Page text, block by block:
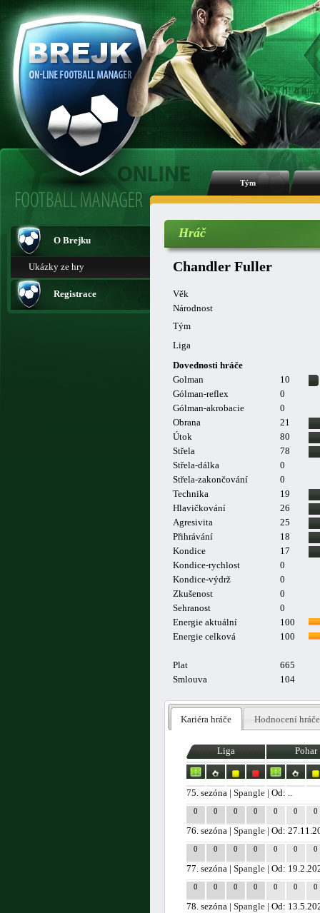
Tým
O Brejku
Ukázky ze hry
Registrace
Hráč
Chandler Fuller
Věk
Národnost
Tým
Liga
Dovednosti hráče
Golman
10
Gólman-reflex
0
Gólman-akrobacie
0
Obrana
21
Útok
80
Střela
78
Střela-dálka
0
Střela-zakončování
0
Technika
19
Hlavičkování
26
Agresivita
25
Přihrávání
18
Kondice
17
Kondice-rychlost
0
Kondice-výdrž
0
Zkušenost
0
Sehranost
0
Energie aktuální
100
Energie celková
100
Plat
665
Smlouva
104
Kariéra hráče Hodnocení hráče
Liga Pohar
75. sezóna |Spangle | Od: ..
0 0 0 0 0 0 0
76. sezóna |Spangle | Od:
0 0 0 0 0 0 0
77. sezóna |Spangle | Od:
0 0 0 0 0 0 0
78. sezóna |Spangle | Od: